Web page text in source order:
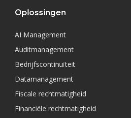
Oplossingen
AI Management
Auditmanagement
Bedrijfscontinuïteit
Datamanagement
Fiscale rechtmatigheid
Financiële rechtmatigheid